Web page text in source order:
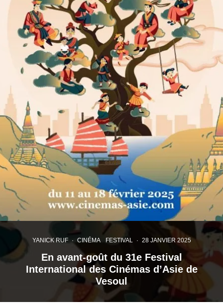
YANICK RUF · CINÉMA FESTIVAL · 28 JANVIER 2025
En avant-goût du 31e Festival
International des Cinémas d’Asie de
Vesoul